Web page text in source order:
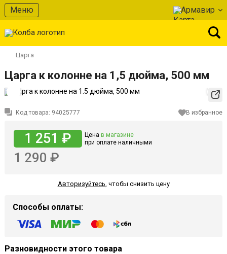
Меню Армавир
Царга
Царга к колонне на 1,5 дюйма, 500 мм
Код товара: 94025777 В избранное
1 251 ₽ Цена в магазине
при оплате наличными
1 290 ₽
Авторизуйтесь, чтобы снизить цену
Способы оплаты:
Разновидности этого товара